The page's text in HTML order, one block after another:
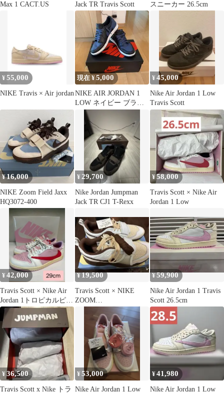
Max 1 CACT.US
Jack TR Travis Scott
スニーカー 26.5cm
¥55,000
NIKE Travis × Air jordan
現在 ¥5,000
NIKE AIR JORDAN 1
LOW ネイビー ブラッ
¥45,000
Nike Air Jordan 1 Low
Travis Scott
¥16,000
NIKE Zoom Field Jaxx
HQ3072-400
¥ 29,700
Nike Jordan Jumpman
Jack TR CJ1 T-Rexx
¥58,000
Travis Scott × Nike Air
Jordan 1 Low
¥42,000
Travis Scott × Nike Air
Jordan 1トロピカルピン
ク
¥19,500
Travis Scott × NIKE
ZOOM
FIELDJAXX27.5cm
¥59,900
Nike Air Jordan 1 Travis
Scott 26.5cm
¥36,500
Travis Scott x Nike トラ
¥53,000
Nike Air Jordan 1 Low
¥41,980
Nike Air Jordan 1 Low